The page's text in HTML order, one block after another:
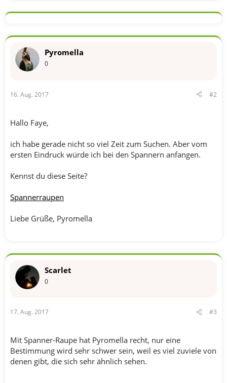
Pyromella
0
16. Aug. 2017 #2
Hallo Faye,
ich habe gerade nicht so viel Zeit zum Suchen. Aber vom
ersten Eindruck würde ich bei den Spannern anfangen.
Kennst du diese Seite?
Spannerraupen
Liebe Grüße, Pyromella
Scarlet
0
17. Aug. 2017 #3
Mit Spanner-Raupe hat Pyromella recht, nur eine
Bestimmung wird sehr schwer sein, weil es viel zuviele von
denen gibt, die sich sehr ähnlich sehen.